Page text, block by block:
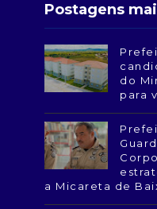
Postagens
do
para
a Micareta de